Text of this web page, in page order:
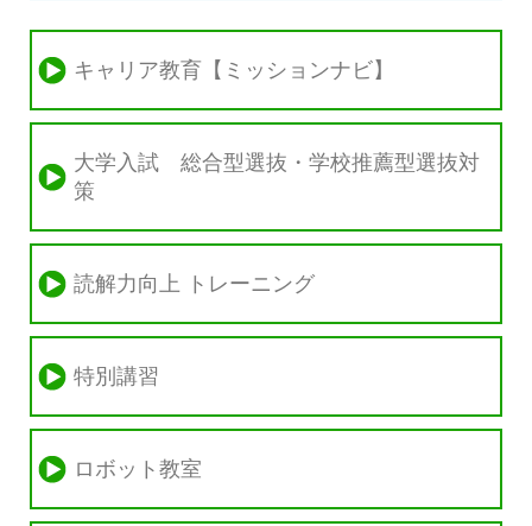
キャリア教育【ミッションナビ】
大学入試 総合型選抜・学校推薦型選抜対
策
読解力向上 トレーニング
特別講習
ロボット教室